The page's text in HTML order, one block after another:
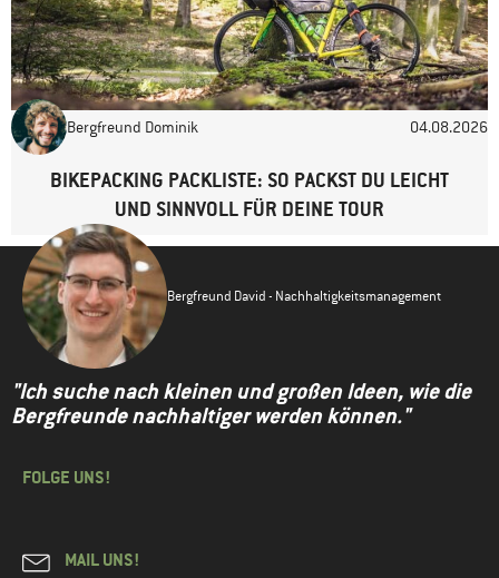
Bergfreund Dominik 04.08.2026
BIKEPACKING PACKLISTE: SO PACKST DU LEICHT
UND SINNVOLL FÜR DEINE TOUR
Bergfreund David - Nachhaltigkeitsmanagement
"Ich suche nach kleinen und großen Ideen, wie die
Bergfreunde nachhaltiger werden können."
FOLGE UNS!
MAIL UNS!